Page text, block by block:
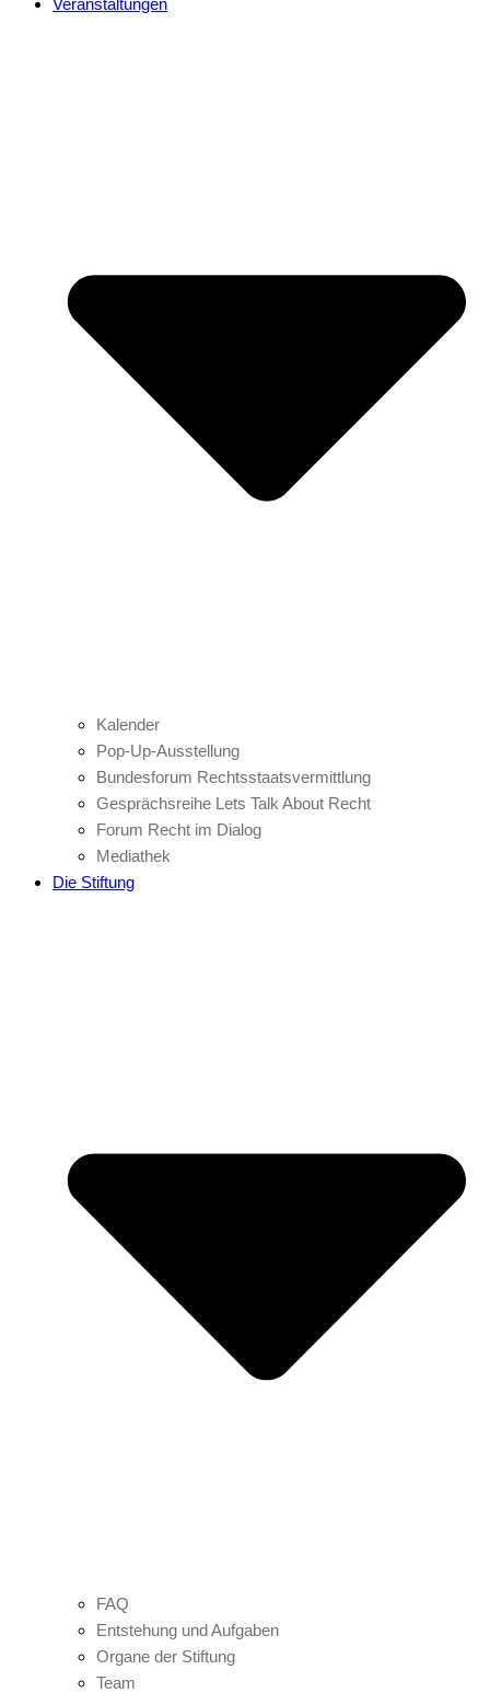
Veranstaltungen
Kalender
Pop-Up-Ausstellung
Bundesforum Rechtsstaatsvermittlung
Gesprächsreihe Lets Talk About Recht
Forum Recht im Dialog
Mediathek
Die Stiftung
FAQ
Entstehung und Aufgaben
Organe der Stiftung
Team